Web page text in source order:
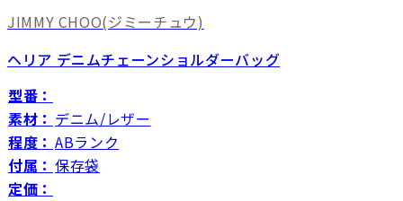
JIMMY CHOO(ジミーチュウ)
ヘリア デニムチェーンショルダーバッグ
型番：
素材： デニム/レザー
程度： ABランク
付属： 保存袋
定価：